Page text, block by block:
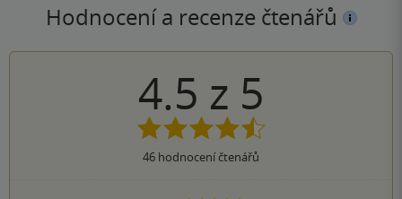
Hodnocení a recenze čtenářů
4.5 z 5
46 hodnocení čtenářů